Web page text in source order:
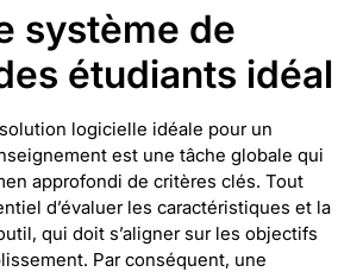
système de
étudiants idéal
logicielle idéale pour un
est une tâche globale qui
approfondi de critères clés. Tout
d’évaluer les caractéristiques et la
qui doit s’aligner sur les objectifs
Par conséquent, une